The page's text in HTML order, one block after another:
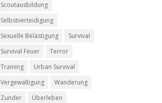
Scoutausbildung
Selbstverteidigung
Sexuelle Belästigung
Survival
Survival Feuer
Terror
Training
Urban Survival
Vergewaltigung
Wanderung
Zunder
Überleben